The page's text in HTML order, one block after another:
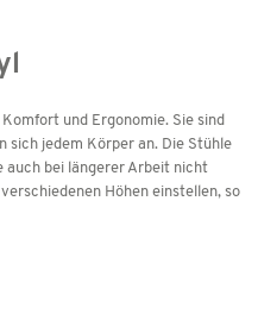
und Ergonomie. Sie sind
sich jedem Körper an. Die Stühle
auch bei längerer Arbeit nicht
Höhen einstellen, so